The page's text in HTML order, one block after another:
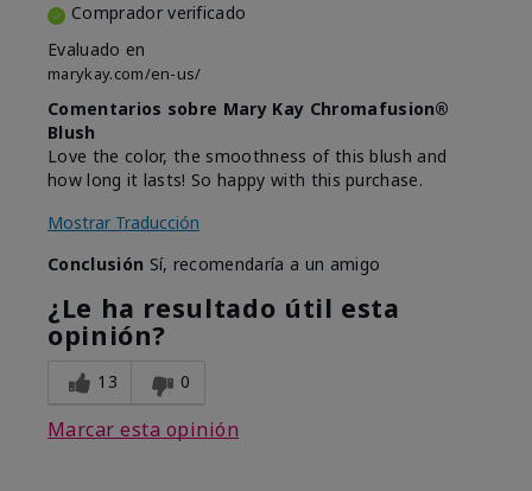
Comprador verificado
Evaluado en
marykay.com/en-us/
Comentarios sobre Mary Kay Chromafusion®
Blush
Love the color, the smoothness of this blush and
how long it lasts! So happy with this purchase.
Mostrar Traducción
Conclusión Sí, recomendaría a un amigo
¿Le ha resultado útil esta
opinión?
13 0
Marcar esta opinión